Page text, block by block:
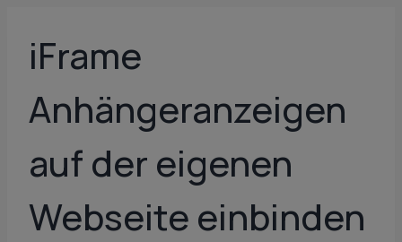
iFrame
Anhängeranzeigen
auf der eigenen
Webseite einbinden